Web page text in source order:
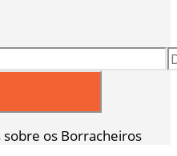
sobre os Borracheiros